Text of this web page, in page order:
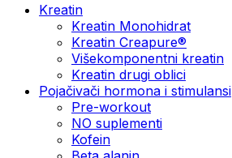
Kreatin
Kreatin Monohidrat
Kreatin Creapure®
Višekomponentni kreatin
Kreatin drugi oblici
Pojačivači hormona i stimulansi
Pre-workout
NO suplementi
Kofein